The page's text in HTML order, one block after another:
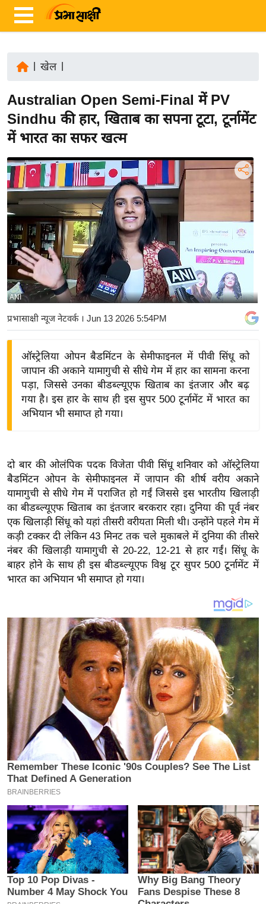
ज़ा
ख
ब
र
रा
ष्ट्री
य
अं
त
र्रा
ष्ट्री
य
बि
ज़
ने
द्यो
वि
शे
ष
ज्ञ
रा
य
ब
ज
ट
ल
क्रि
के
ट
I
L
2
0
2
6
इ
म
ई
-
पे
प
खेल|
Australian Open Semi-Final में PV
Sindhu की हार, खिताब का सपना टूटा, टूर्नामेंट
में भारत का सफर खत्म
ANI
प्रभासाक्षी न्यूज नेटवर्क। Jun 13 2026 5:54PM
ऑस्ट्रेलिया ओपन बैडमिंटन के सेमीफाइनल में पीवी सिंधू को
जापान की अकाने यामागुची से सीधे गेम में हार का सामना करना
पड़ा, जिससे उनका बीडब्ल्यूएफ खिताब का इंतजार और बढ़
गया है। इस हार के साथ ही इस सुपर 500 टूर्नामेंट में भारत का
अभियान भी समाप्त हो गया।
दो बार की ओलंपिक पदक विजेता पीवी सिंधू शनिवार को ऑस्ट्रेलिया
बैडमिंटन ओपन के सेमीफाइनल में जापान की शीर्ष वरीय अकाने
यामागुची से सीधे गेम में पराजित हो गईं जिससे इस भारतीय खिलाड़ी
का बीडब्ल्यूएफ खिताब का इंतजार बरकरार रहा। दुनिया की पूर्व नंबर
एक खिलाड़ी सिंधू को यहां तीसरी वरीयता मिली थी। उन्होंने पहले गेम में
कड़ी टक्कर दी लेकिन 43 मिनट तक चले मुकाबले में दुनिया की तीसरे
नंबर की खिलाड़ी यामागुची से 20-22, 12-21 से हार गईं। सिंधू के
बाहर होने के साथ ही इस बीडब्ल्यूएफ विश्व टूर सुपर 500 टूर्नामेंट में
भारत का अभियान भी समाप्त हो गया।